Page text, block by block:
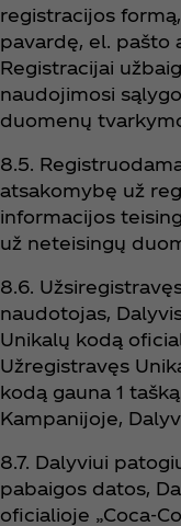
registracijos
pavardę, el. pašto
Registracijai
naudojimosi
duomenų
8.5.
atsakomybę už
informacijos
už neteisingų
8.6.
naudotojas,
Unikalų kodą
Užregistravęs
kodą gauna 1
Kampanijoje,
8.7. Dalyviui
pabaigos datos,
oficialioje